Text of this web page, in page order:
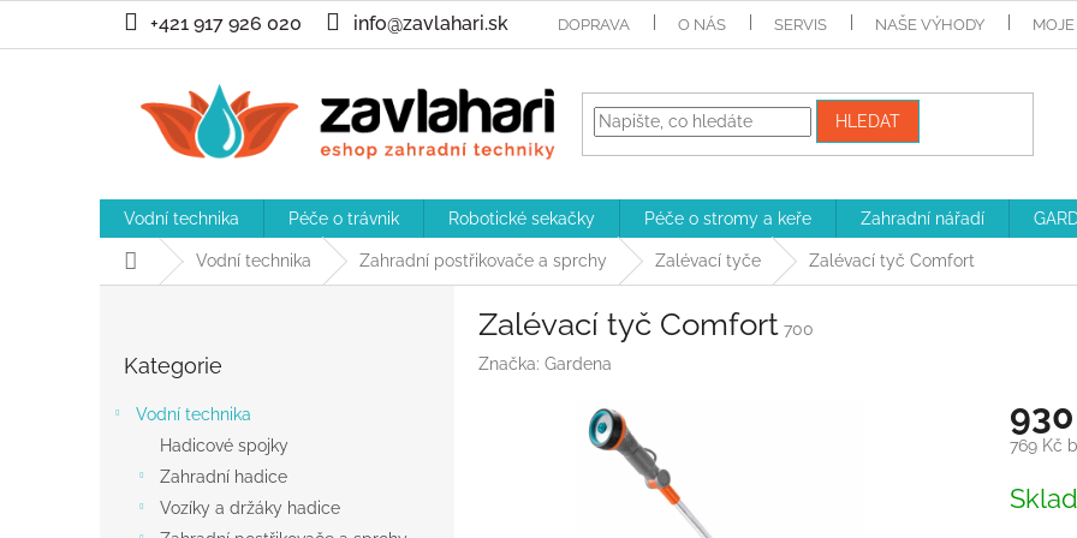
obsah
+421 917 926 020 info@zavlahari.sk DOPRAVA O NÁS SERVIS NAŠE VÝHODY MOJE
HLEDAT
Vodní technika Péče o trávnik Robotické sekačky Péče o stromy a keře Zahradní nářadí
Domů Vodní technika Zahradní postřikovače a sprchy Zalévací tyče Zalévací tyč Comfort
kategorie
Kategorie
Vodní technika
Hadicové spojky
Zahradní hadice
Vozíky a držáky hadice
Zalévací tyč Comfort 700
Značka: Gardena
769 Kč
cena: